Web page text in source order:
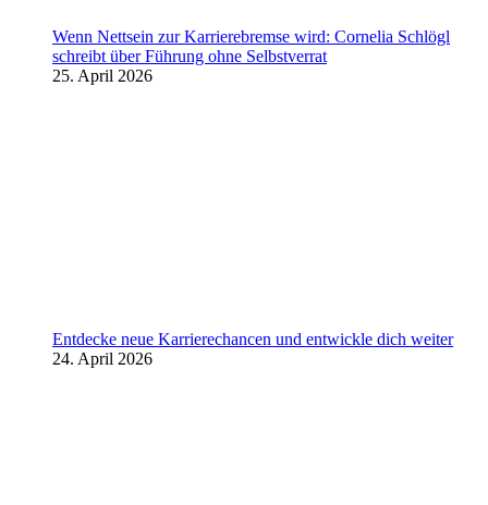
Wenn Nettsein zur Karrierebremse wird: Cornelia Schlögl
schreibt über Führung ohne Selbstverrat
25. April 2026
Entdecke neue Karrierechancen und entwickle dich weiter
24. April 2026